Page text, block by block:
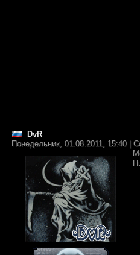
DvR
Понедельник, 01.08.2011, 15:40 |